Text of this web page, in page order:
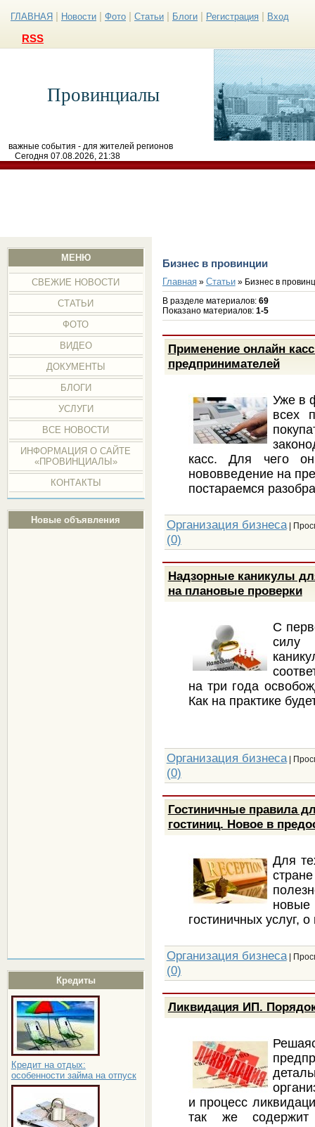
ГЛАВНАЯ Новости Фото Статьи Блоги Регистрация Вход
RSS
Провинциалы
важные события - для жителей регионов
Сегодня 07.08.2026, 21:38
МЕНЮ
СВЕЖИЕ НОВОСТИ
СТАТЬИ
ФОТО
ВИДЕО
ДОКУМЕНТЫ
БЛОГИ
УСЛУГИ
ВСЕ НОВОСТИ
ИНФОРМАЦИЯ О САЙТЕ
«ПРОВИНЦИАЛЫ»
КОНТАКТЫ
Новые объявления
Кредиты
Кредит на отдых:
особенности займа на отпуск
Бизнес в провинции
Главная» Статьи» Бизнес в
В разделе материалов: 69
Показано материалов: 1-5
Применение онлайн
предпринимателей
Уже в
всех
касс. Для чего
нововведение на
постараемся
Организация бизнеса|
(0)
Надзорные каникулы
на плановые проверки
С
силу
на три года
Как на практике
Организация бизнеса|
(0)
Гостиничные правила
гостиниц. Новое в
Для
гостиничных услуг,
Организация бизнеса|
(0)
Ликвидация ИП.
и процесс
так же